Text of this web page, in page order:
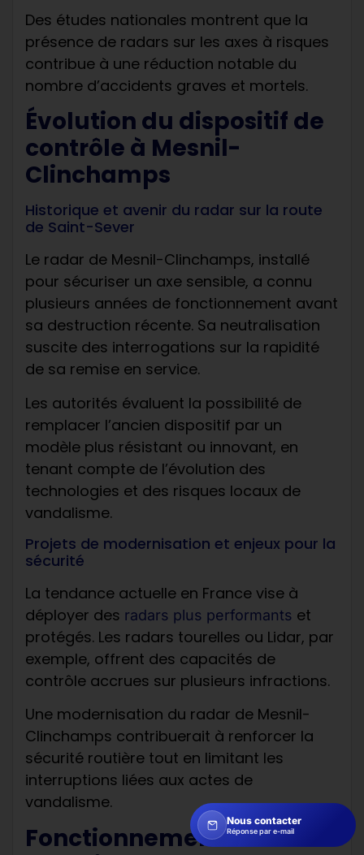
Des études nationales montrent que la
présence de radars sur les axes à risques
contribue à une réduction notable du
nombre d’accidents graves et mortels.
Évolution du dispositif de
contrôle à Mesnil-
Clinchamps
Historique et avenir du radar sur la route
de Saint-Sever
Le radar de Mesnil-Clinchamps, installé
pour sécuriser un axe sensible, a connu
plusieurs années de fonctionnement avant
sa destruction récente. Sa neutralisation
suscite des interrogations sur la rapidité
de sa remise en service.
Les autorités évaluent la possibilité de
remplacer l’ancien dispositif par un
modèle plus résistant ou innovant, en
tenant compte de l’évolution des
technologies et des risques locaux de
vandalisme.
Projets de modernisation et enjeux pour la
sécurité
La tendance actuelle en France vise à
déployer des radars plus performants et
protégés. Les radars tourelles ou Lidar, par
exemple, offrent des capacités de
contrôle accrues sur plusieurs infractions.
Une modernisation du radar de Mesnil-
Clinchamps contribuerait à renforcer la
sécurité routière tout en limitant les
interruptions liées aux actes de
vandalisme.
Fonctionnement
Nous contacter
Réponse par e-mail